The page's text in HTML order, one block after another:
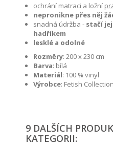
ochrání matraci a ložní
nepronikne přes něj
snadná údržba - stačí
hadříkem
lesklé a odolné
Rozměry: 200 x 230 cm
Barva: bílá
Materiál: 100 % vinyl
Výrobce: Fetish Collection
9 DALŠÍCH
KATEGORII: